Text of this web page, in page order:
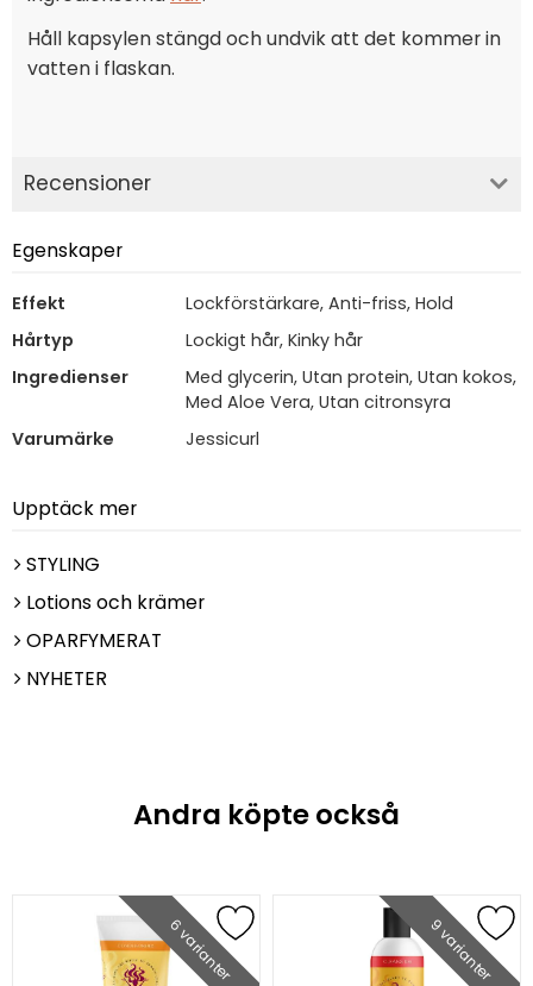
Håll kapsylen stängd och undvik att det kommer in
vatten i flaskan.
Recensioner
Egenskaper
Effekt
Lockförstärkare, Anti-friss, Hold
Hårtyp
Lockigt hår, Kinky hår
Ingredienser
Med glycerin, Utan protein, Utan kokos,
Med Aloe Vera, Utan citronsyra
Varumärke
Jessicurl
Upptäck mer
STYLING
Lotions och krämer
OPARFYMERAT
NYHETER
Andra köpte också
6 varianter 9 varianter